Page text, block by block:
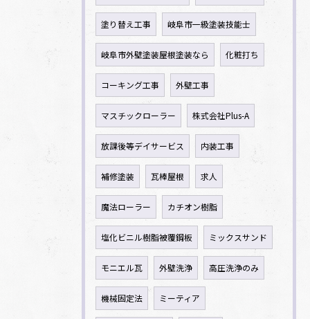
塗り替え工事 岐阜市一級塗装技能士
岐阜市外壁塗装屋根塗装なら 化粧打ち
コーキング工事 外壁工事
マスチックローラー 株式会社Plus-A
放課後等デイサービス 内装工事
補修塗装 瓦棒屋根 求人
魔法ローラー カチオン樹脂
塩化ビニル樹脂被覆鋼板 ミックスサンド
モニエル瓦 外壁洗浄 高圧洗浄のみ
機械固定法 ミーティア